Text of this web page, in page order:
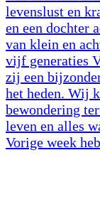
Vorige week